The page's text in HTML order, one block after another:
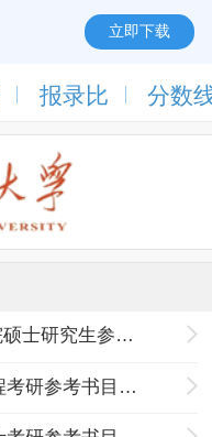
立即下载
报录比 分数
2021年湖南大学马克思主义学院硕士研究生参考书目
2015年湖南大学081402结构工程考研参考书目与考试科目